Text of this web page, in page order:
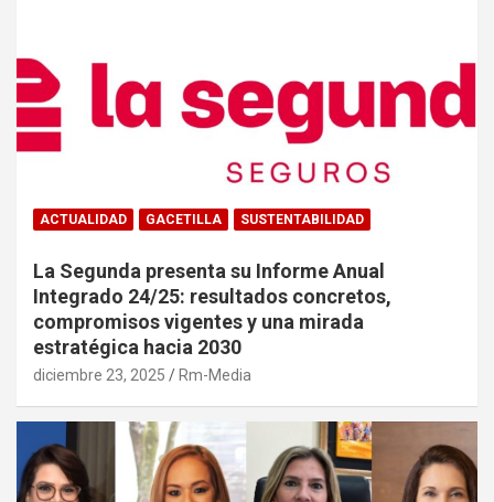
ACTUALIDAD GACETILLA SUSTENTABILIDAD
La Segunda presenta su Informe Anual
Integrado 24/25: resultados concretos,
compromisos vigentes y una mirada
estratégica hacia 2030
diciembre 23, 2025 Rm-Media